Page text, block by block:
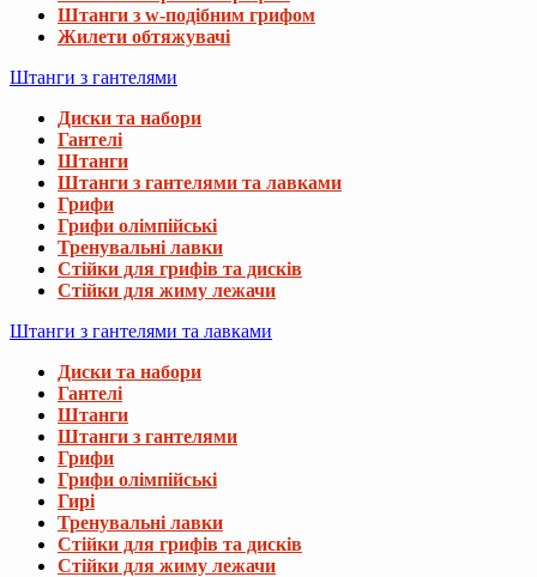
Штанги з w-подібним грифом
Жилети обтяжувачі
Штанги з гантелями
Диски та набори
Гантелі
Штанги
Штанги з гантелями та лавками
Грифи
Грифи олімпійські
Тренувальні лавки
Стійки для грифів та дисків
Стійки для жиму лежачи
Штанги з гантелями та лавками
Диски та набори
Гантелі
Штанги
Штанги з гантелями
Грифи
Грифи олімпійські
Гирі
Тренувальні лавки
Стійки для грифів та дисків
Стійки для жиму лежачи